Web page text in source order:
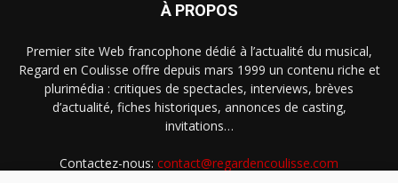
À PROPOS
Premier site Web francophone dédié à l’actualité du musical,
Regard en Coulisse offre depuis mars 1999 un contenu riche et
plurimédia : critiques de spectacles, interviews, brèves
d’actualité, fiches historiques, annonces de casting,
invitations…
Contactez-nous: contact@regardencoulisse.com